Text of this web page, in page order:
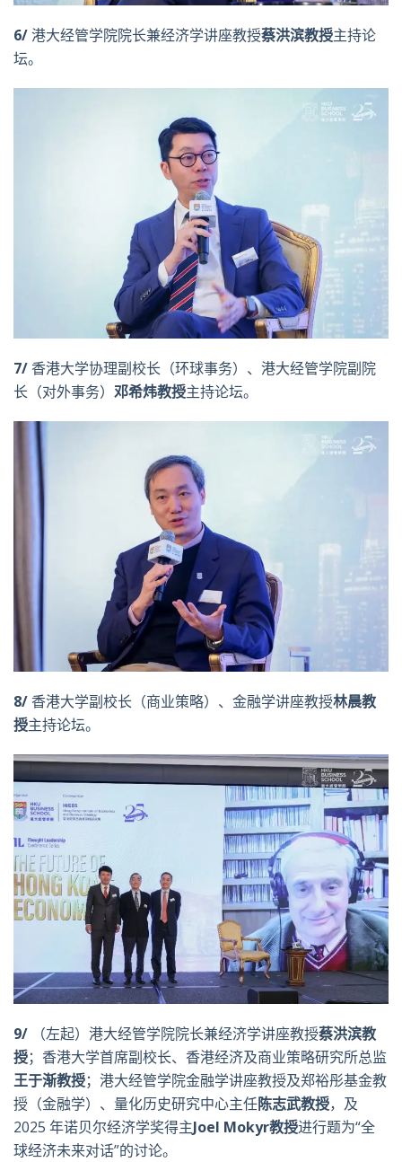
6/港大经管学院院长兼经济学讲座教授蔡洪滨教授主持论
坛。
7/ 香港大学协理副校长（环球事务）、港大经管学院副院
长（对外事务） 邓希炜教授主持论坛。
8/ 香港大学副校长（商业策略）、金融学讲座教授林晨教
授主持论坛。
9/ （左起）港大经管学院院长兼经济学讲座教授蔡洪滨教
授；香港大学首席副校长、香港经济及商业策略研究所总监
王于渐教授；港大经管学院金融学讲座教授及郑裕彤基金教
授（金融学）、量化历史研究中心主任陈志武教授，及
2025 年诺贝尔经济学奖得主Joel Mokyr教授进行题为“全
球经济未来对话”的讨论。